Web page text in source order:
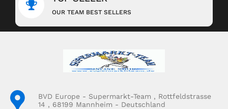
OUR TEAM BEST SELLERS
BVD Europe - Supermarkt-Team , Rottfeldstrasse
14 , 68199 Mannheim - Deutschland